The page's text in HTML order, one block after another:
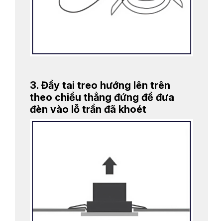
3. Đẩy tai treo hướng lên trên
theo chiều thẳng đứng để đưa
đèn vào lỗ trần đã khoét